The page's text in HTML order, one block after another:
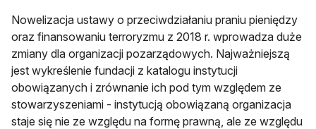
Nowelizacja ustawy o przeciwdziałaniu praniu pieniędzy
oraz finansowaniu terroryzmu z 2018 r. wprowadza duże
zmiany dla organizacji pozarządowych. Najważniejszą
jest wykreślenie fundacji z katalogu instytucji
obowiązanych i zrównanie ich pod tym względem ze
stowarzyszeniami - instytucją obowiązaną organizacja
staje się nie ze względu na formę prawną, ale ze względu